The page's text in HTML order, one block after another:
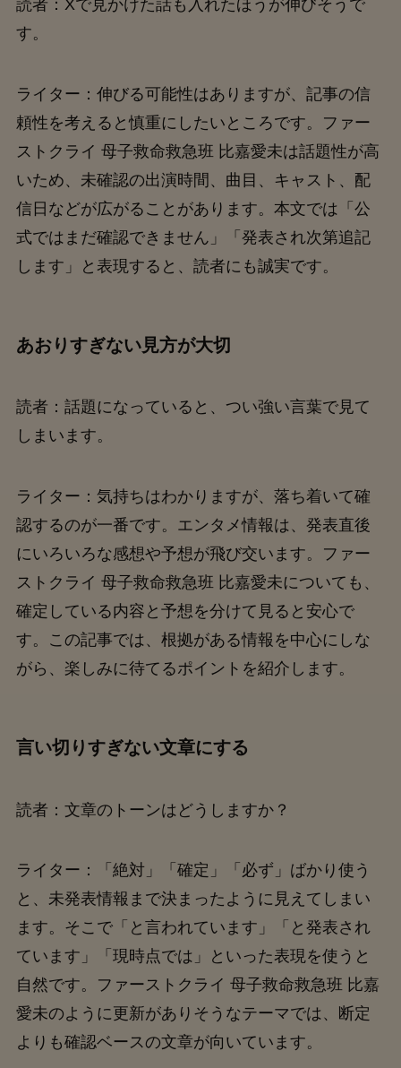
読者：Xで見かけた話も入れたほうが伸びそうで
す。
ライター：伸びる可能性はありますが、記事の信
頼性を考えると慎重にしたいところです。ファー
ストクライ 母子救命救急班 比嘉愛未は話題性が高
いため、未確認の出演時間、曲目、キャスト、配
信日などが広がることがあります。本文では「公
式ではまだ確認できません」「発表され次第追記
します」と表現すると、読者にも誠実です。
あおりすぎない見方が大切
読者：話題になっていると、つい強い言葉で見て
しまいます。
ライター：気持ちはわかりますが、落ち着いて確
認するのが一番です。エンタメ情報は、発表直後
にいろいろな感想や予想が飛び交います。ファー
ストクライ 母子救命救急班 比嘉愛未についても、
確定している内容と予想を分けて見ると安心で
す。この記事では、根拠がある情報を中心にしな
がら、楽しみに待てるポイントを紹介します。
言い切りすぎない文章にする
読者：文章のトーンはどうしますか？
ライター：「絶対」「確定」「必ず」ばかり使う
と、未発表情報まで決まったように見えてしまい
ます。そこで「と言われています」「と発表され
ています」「現時点では」といった表現を使うと
自然です。ファーストクライ 母子救命救急班 比嘉
愛未のように更新がありそうなテーマでは、断定
よりも確認ベースの文章が向いています。